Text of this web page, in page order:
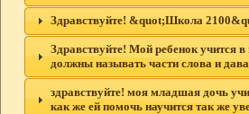
Здравствуйте! &quot;Школа
Здравствуйте! Мой ребенок учится
должны называть части слова и
здравствуйте! моя младшая дочь
как же ей помочь научится так же